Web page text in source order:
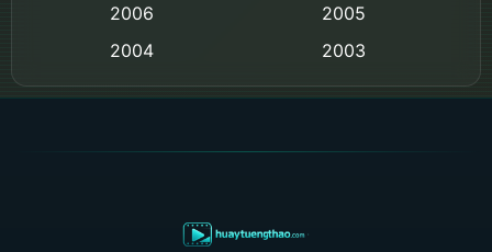
2006
2005
2004
2003
2002
2000